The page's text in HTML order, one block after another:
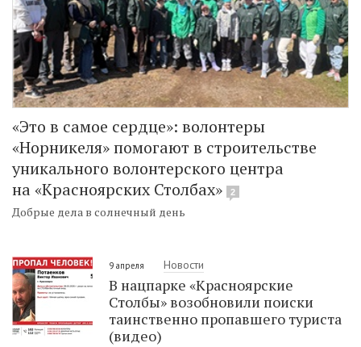
«Это в самое сердце»: волонтеры
«Норникеля» помогают в строительстве
уникального волонтерского центра
на «Красноярских Столбах»
2
Добрые дела в солнечный день
9 апреля Новости
В нацпарке «Красноярские
Столбы» возобновили поиски
таинственно пропавшего туриста
(видео)